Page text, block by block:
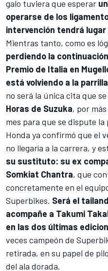
galo tuviera que esperar
operarse de los
intervención tendrá lugar
Mientras tanto, como es
perdiendo la
Premio de Italia en
está volviendo a la parrilla
no será la única cita que
Horas de Suzuka, por
mes para que se dispute la
Honda ya confirmó que el
no llegaría a la carrera, y
su sustituto: su ex
Somkiat Chantra, que
concretamente en el
Superbikes. Será el
acompañe a Takumi
en las dos últimas
veces campeón de
retirada, en su papel de
del ala dorada.